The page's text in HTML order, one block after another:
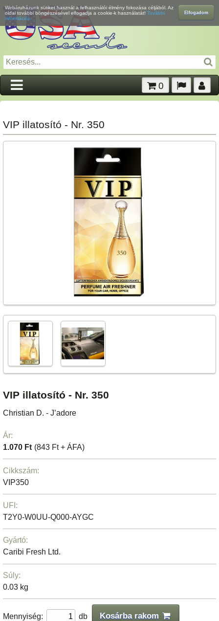
Elfogadom
Webáruházunk sütiket használ a felhasználói élmény fokozása céljából. Az
oldal további böngészésével elfogadja a cookie-k használatát! További
információk...
0
VIP illatosító - Nr. 350
VIP illatosító - Nr. 350
Christian D. - J’adore
Ár:
1.070 Ft (843 Ft + ÁFA)
Cikkszám:
VIP350
UFI:
T2Y0-W0UU-Q000-AYGC
Gyártó:
Caribi Fresh Ltd.
Súly:
0.03 kg
Mennyiség: db Kosárba rakom